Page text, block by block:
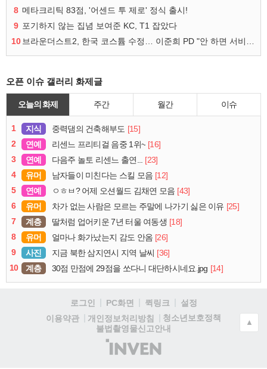
8 메타크리틱 83점, '어센드 투 제로' 정식 출시!
9 포기하지 않는 집념 보여준 KC, T1 잡았다
10
오픈 이슈 갤러리 화제글
오늘의 화제 주간 월간 이슈
1 지식 중력댐의 건축해부도 [15]
2
연예 리센느 프리티걸 음중 1위~ [16]
3
연예 다음주 놀토 리센느 출연... [23]
4
유머 남자들이 미친다는 스킬 모음 [12]
5
연예 ㅇㅎㅂ? 어제 오션월드 김채연 모음 [43]
6
유머 차가 없는 사람은 모르는 주말에 나가기 싫은 이유 [25]
7
계층 딸처럼 업어키운 7년 터울 여동생 [18]
8
유머 얼마나 화가났는지 감도 안옴 [26]
9
사진 지금 북한 삼지연시 지역 날씨 [36]
10
계층 30점 만점에 29점을 쏘다니 대단하시네요.jpg [14]
로그인 PC화면 퀵링크
설정
이용약관
개인정보처리방침
청소년보호정책
불법촬영물신고안내
(주)
인
▲